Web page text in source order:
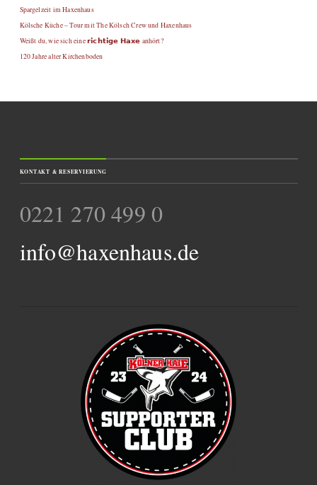
Spargelzeit im Haxenhaus
Kölsche Küche – Tour mit The Kölsch Crew und Haxenhaus
Weißt du, wie sich eine 𝗿𝗶𝗰𝗵𝘁𝗶𝗴𝗲 𝗛𝗮𝘅𝗲 anhört?
120 Jahre alter Kirchenboden
KONTAKT & RESERVIERUNG
0221 270 499 0
info@haxenhaus.de